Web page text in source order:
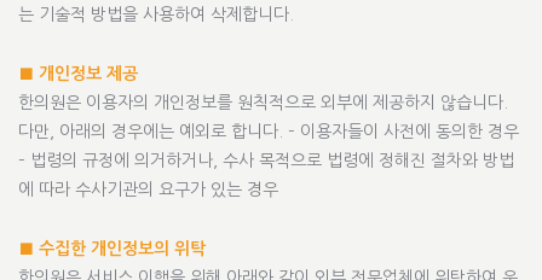
는 기술적 방법을 사용하여 삭제합니다.
■ 개인정보 제공
한의원은 이용자의 개인정보를 원칙적으로 외부에 제공하지 않습니다.
다만, 아래의 경우에는 예외로 합니다. – 이용자들이 사전에 동의한 경우
– 법령의 규정에 의거하거나, 수사 목적으로 법령에 정해진 절차와 방법
에 따라 수사기관의 요구가 있는 경우
■ 수집한 개인정보의 위탁